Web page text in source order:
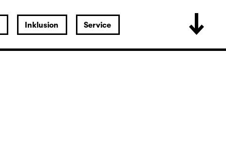
Inklusion Service